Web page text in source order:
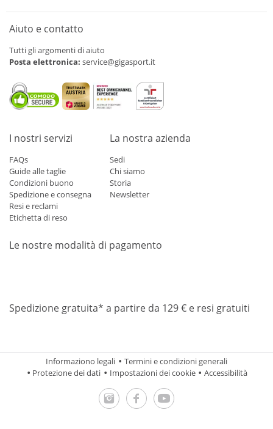
Aiuto e contatto
Tutti gli argomenti di aiuto
Posta elettronica: service@gigasport.it
I nostri servizi
FAQs
Guide alle taglie
Condizioni buono
Spedizione e consegna
Resi e reclami
Etichetta di reso
La nostra azienda
Sedi
Chi siamo
Storia
Newsletter
Le nostre modalità di pagamento
Spedizione gratuita* a partire da 129 € e resi gratuiti
Informaziono legali
Termini e condizioni generali
Protezione dei dati
Impostazioni dei cookie Accessibilità